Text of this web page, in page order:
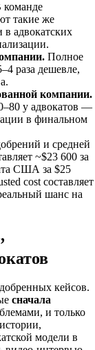
команде
такие же
адвокатских
Полное
раза дешевле,
компании.
у адвокатов —
в финальном
и средней
~$23 600 за
США за $25
cost составляет
шанс на
кейсов.
сначала
и только
модели в